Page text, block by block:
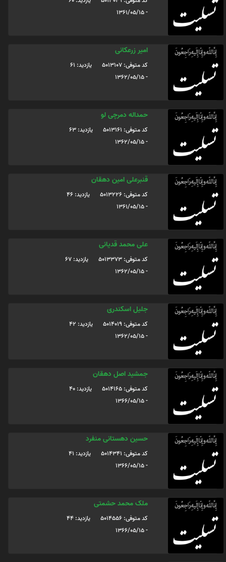
- 1361/05/15
امیر زرعکانی
کد متوفی: 5013107
یازدید: 61
- 1362/05/15
حمداله دمرچی لو
کد متوفی: 5013161
یازدید: 63
- 1362/05/15
قنبرعلی امین دهقان
کد متوفی: 5013226
یازدید: 46
- 1361/05/15
علی محمد قدیانی
کد متوفی: 5013373
یازدید: 67
- 1362/05/15
جلیل اسکندری
کد متوفی: 5014019
یازدید: 42
- 1362/05/15
جمشید اصل دهقان
کد متوفی: 5014165
یازدید: 40
- 1366/05/15
حسین دهستانی منفرد
کد متوفی: 5014341
یازدید: 41
- 1366/05/15
ملک محمد حشمتی
کد متوفی: 5014556
یازدید: 44
- 1366/05/15